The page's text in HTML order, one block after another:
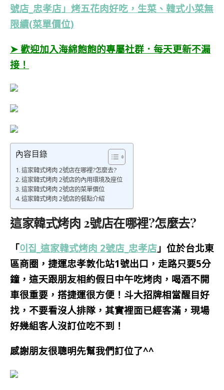
號店_忠孝店」烤五花肉好吃，生菜、韓式小菜無
限續(菜單價位)
➤ 歡迎加入海綿飽飽的專屬社群．每天更新不漏
接！
內容目錄
這家韓式烤肉 2號店在哪裡?怎麼去?
這家韓式烤肉 2號店的內用環境及座位
這家韓式烤肉 2號店的菜單價位
這家韓式烤肉 2號店的餐點介紹
這家韓式烤肉 2號店在哪裡?怎麼去?
「이집_這家韓式烤肉 2號店_忠孝店 」位於台北東
區商圈，捷運忠孝敦化站1號出口，走路只要5分
鐘，這天跟朋友相約假日中午吃烤肉，喝酒不開
車很重要，搭捷運很方便！斗大招牌相當醒目好
找，不要看沒人排隊，其實裡面已經客滿，現場
好幾組客人沒訂位吃不到！
感謝朋友很聰明先幫我們訂位了^^